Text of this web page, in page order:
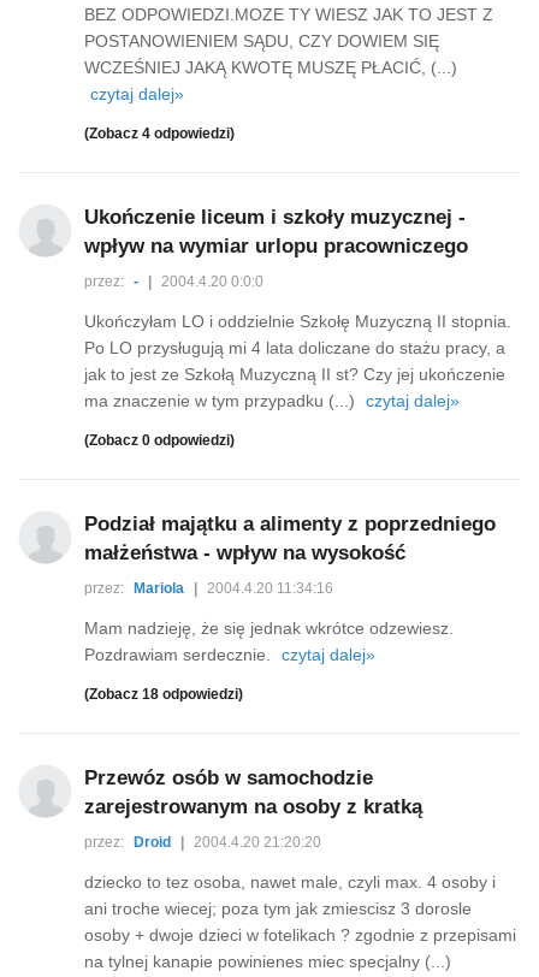
BEZ ODPOWIEDZI.MOZE TY WIESZ JAK TO JEST Z
POSTANOWIENIEM SĄDU, CZY DOWIEM SIĘ
WCZEŚNIEJ JAKĄ KWOTĘ MUSZĘ PŁACIĆ, (...)
czytaj dalej»
(Zobacz 4 odpowiedzi)
Ukończenie liceum i szkoły muzycznej -
wpływ na wymiar urlopu pracowniczego
przez: - 2004.4.20 0:0:0
Ukończyłam LO i oddzielnie Szkołę Muzyczną II stopnia.
Po LO przysługują mi 4 lata doliczane do stażu pracy, a
jak to jest ze Szkołą Muzyczną II st? Czy jej ukończenie
ma znaczenie w tym przypadku (...)
czytaj dalej»
(Zobacz 0 odpowiedzi)
Podział majątku a alimenty z poprzedniego
małżeństwa - wpływ na wysokość
przez: Mariola 2004.4.20 11:34:16
Mam nadzieję, że się jednak wkrótce odzewiesz.
Pozdrawiam serdecznie.
czytaj dalej»
(Zobacz 18 odpowiedzi)
Przewóz osób w samochodzie
zarejestrowanym na osoby z kratką
przez: Droid 2004.4.20 21:20:20
dziecko to tez osoba, nawet male, czyli max. 4 osoby i
ani troche wiecej; poza tym jak zmiescisz 3 dorosle
osoby + dwoje dzieci w fotelikach ? zgodnie z przepisami
na tylnej kanapie powinienes miec specjalny (...)